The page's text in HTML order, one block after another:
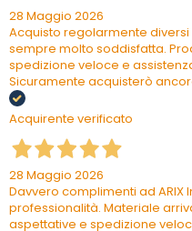
28 Maggio 2026
Acquisto regolarmente
sempre molto soddisfatta.
spedizione veloce e
Sicuramente acquisterò
Acquirente verificato
28 Maggio 2026
Davvero complimenti ad
professionalità. Materiale
aspettative e spedizione